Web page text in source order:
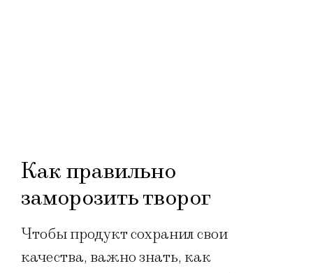
Как правильно
заморозить творог
Чтобы продукт сохранил свои
качества, важно знать, как